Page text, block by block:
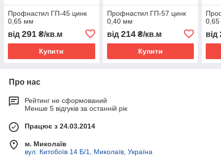
Профнастил ГП-45 цинк
0,65 мм
від 291 ₴/кв.м
Купити
Профнастил ГП-57 цинк
0,40 мм
від 214₴/кв.м
Купити
від
Про нас
Рейтинг не сформований
Менше 5 відгуків за останній рік
Працює з 24.03.2014
м. Миколаїв
вул. Китобоїв 14 Б/1, Миколаїв, Україна